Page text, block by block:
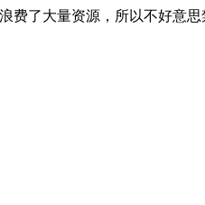
费了大量资源，所以不好意